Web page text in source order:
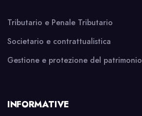
Tributario e Penale Tributario
Societario e contrattualistica
Gestione e protezione del patrimonio
INFORMATIVE